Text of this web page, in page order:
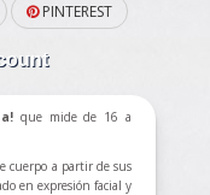
PINTEREST
que mide de 16 a
cuerpo a partir de sus
en expresión facial y